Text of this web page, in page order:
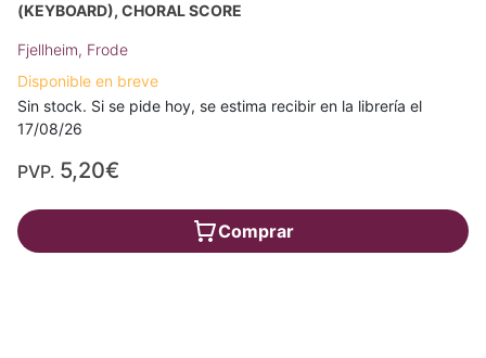
(KEYBOARD), CHORAL SCORE
Fjellheim, Frode
Disponible en breve
Sin stock. Si se pide hoy, se estima recibir en la librería el
17/08/26
PVP. 5,20€
Comprar